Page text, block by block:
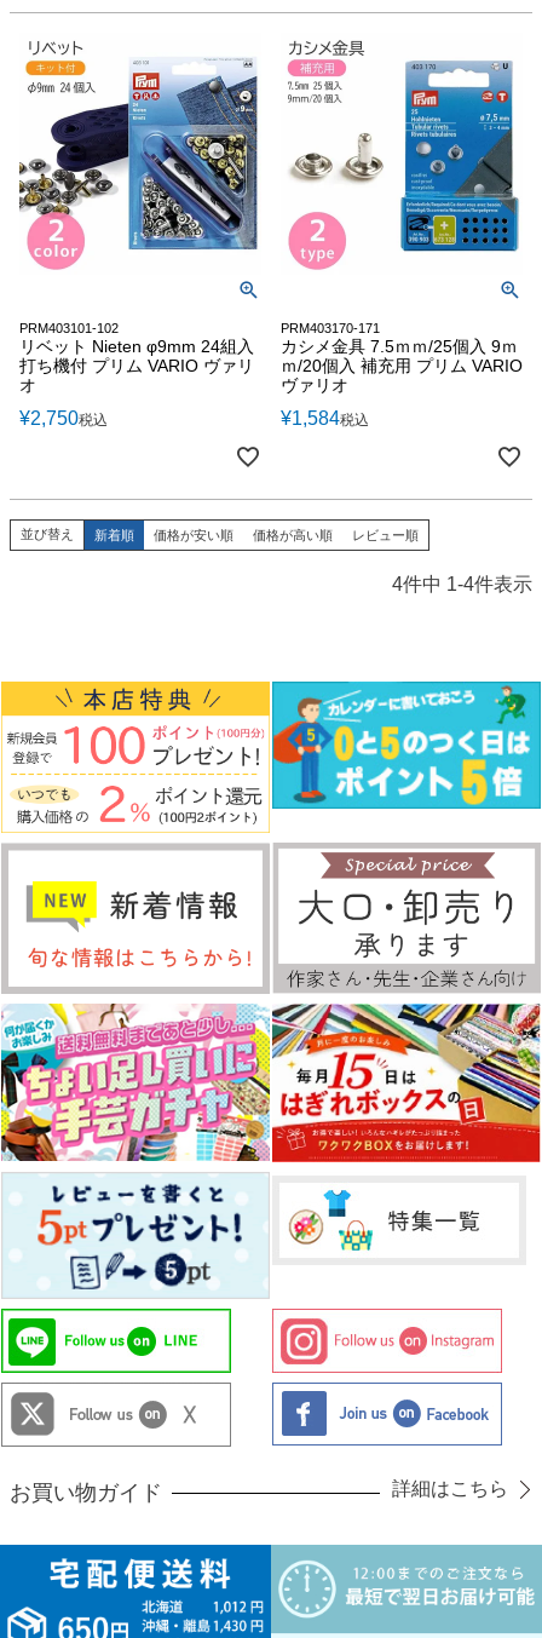
PRM403101-102
リベット Nieten φ9mm 24組入
打ち機付 プリム VARIO ヴァリ
オ
¥2,750税込
PRM403170-171
カシメ金具 7.5ｍｍ/25個入 9ｍ
ｍ/20個入 補充用 プリム VARIO
ヴァリオ
¥1,584税込
並び替え 新着順 価格が安い順 価格が高い順 レビュー順
4件中 1-4件表示
お買い物ガイド 詳細はこちら